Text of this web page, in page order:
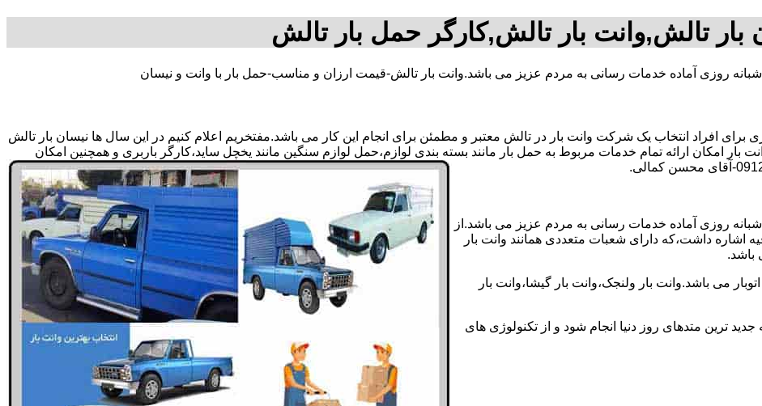
بار تالش,وانت بار تالش,کارگر حمل بار تالش
روزی آماده خدمات رسانی به مردم عزیز می باشد.وانت بار تالش-قیمت ارزان و مناسب-حمل بار با وانت و نیسان
افراد انتخاب یک شرکت وانت بار در تالش معتبر و مطمئن برای انجام این کار می باشد.مفتخریم اعلام کنیم در این سال ها نیسان بار تالش
بار امکان ارائه تمام خدمات مربوط به حمل بار مانند بسته بندی لوازم،حمل لوازم سنگین مانند یخچل ساید،کارگر باربری و همچنین امکان
روزی آماده خدمات رسانی به مردم عزیز می باشد.از
اشاره داشت،که دارای شعبات متعددی همانند وانت بار
باشد.
می باشد.وانت بار ولنجک،وانت بار گیشا،وانت بار
ترین متدهای روز دنیا انجام شود و از تکنولوژی های